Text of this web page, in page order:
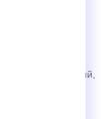
технологий,